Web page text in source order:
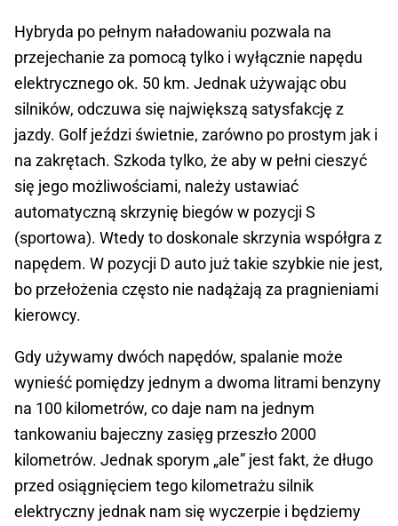
Hybryda po pełnym naładowaniu pozwala na
przejechanie za pomocą tylko i wyłącznie napędu
elektrycznego ok. 50 km. Jednak używając obu
silników, odczuwa się największą satysfakcję z
jazdy. Golf jeździ świetnie, zarówno po prostym jak i
na zakrętach. Szkoda tylko, że aby w pełni cieszyć
się jego możliwościami, należy ustawiać
automatyczną skrzynię biegów w pozycji S
(sportowa). Wtedy to doskonale skrzynia współgra z
napędem. W pozycji D auto już takie szybkie nie jest,
bo przełożenia często nie nadążają za pragnieniami
kierowcy.
Gdy używamy dwóch napędów, spalanie może
wynieść pomiędzy jednym a dwoma litrami benzyny
na 100 kilometrów, co daje nam na jednym
tankowaniu bajeczny zasięg przeszło 2000
kilometrów. Jednak sporym „ale” jest fakt, że długo
przed osiągnięciem tego kilometrażu silnik
elektryczny jednak nam się wyczerpie i będziemy